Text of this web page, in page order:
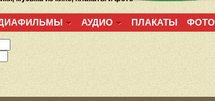
АУДИО ПЛАКАТЫ ФОТО